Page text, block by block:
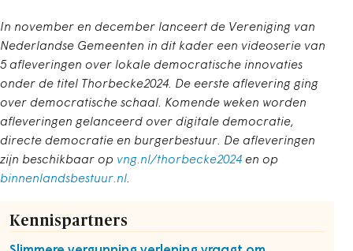
In november en december lanceert de Vereniging van
Nederlandse Gemeenten in dit kader een videoserie van
5 afleveringen over lokale democratische innovaties
onder de titel Thorbecke2024. De eerste aflevering ging
over democratische schaal. Komende weken worden
afleveringen gelanceerd over digitale democratie,
directe democratie en burgerbestuur. De afleveringen
zijn beschikbaar op vng.nl/thorbecke2024 en op
binnenlandsbestuur.nl.
Kennispartners